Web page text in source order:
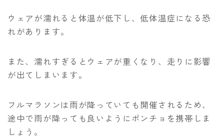
ウェアが濡れると体温が低下し、低体温症になる恐
れがあります。
また、濡れすぎるとウェアが重くなり、走りに影響
が出てしまいます。
フルマラソンは雨が降っていても開催されるため、
途中で雨が降っても良いようにポンチョを携帯しま
しょう。